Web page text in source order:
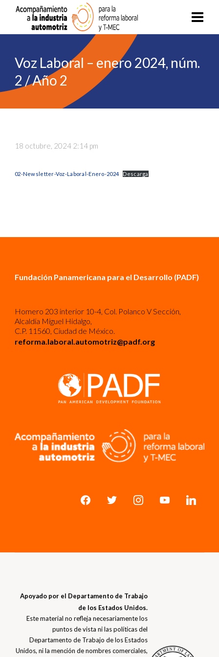
Voz Laboral – enero 2024, núm.
2 / Año 2
18 octubre, 2024 2:14 pm
02-Newsletter-Voz-Laboral-Enero-2024 Descarga
Fundación Panamericana para el Desarrollo (PADF)
Homero 203 interior 10-4, Col. Polanco V Sección,
Alcaldía Miguel Hidalgo,
C.P. 11560, Ciudad de México.
reforma.laboral.automotriz@padf.org
Apoyado por el Departamento de Trabajo
de los Estados Unidos.
Este material no refleja necesariamente los
puntos de vista ni las políticas del
Departamento de Trabajo de los Estados
Unidos, ni la mención de nombres comerciales,